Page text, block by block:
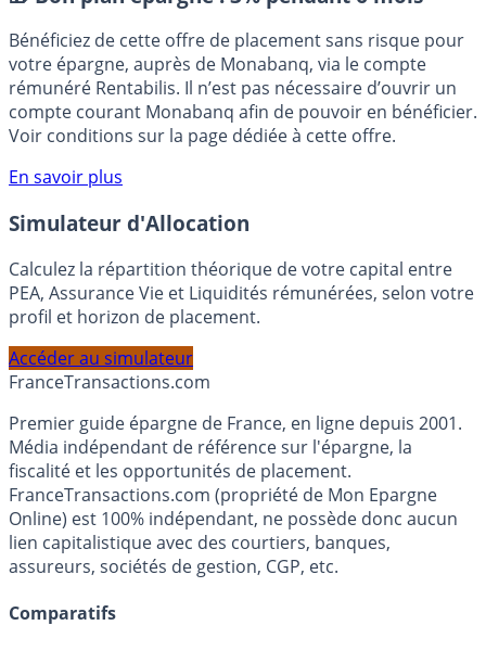
🎁 Bon plan épargne : 3% pendant 6 mois
Bénéficiez de cette offre de placement sans risque pour
votre épargne, auprès de Monabanq, via le compte
rémunéré Rentabilis. Il n’est pas nécessaire d’ouvrir un
compte courant Monabanq afin de pouvoir en bénéficier.
Voir conditions sur la page dédiée à cette offre.
En savoir plus
Simulateur d'Allocation
Calculez la répartition théorique de votre capital entre
PEA, Assurance Vie et Liquidités rémunérées, selon votre
profil et horizon de placement.
Accéder au simulateur
FranceTransactions.com
Premier guide épargne de France, en ligne depuis 2001.
Média indépendant de référence sur l'épargne, la
fiscalité et les opportunités de placement.
FranceTransactions.com (propriété de Mon Epargne
Online) est 100% indépendant, ne possède donc aucun
lien capitalistique avec des courtiers, banques,